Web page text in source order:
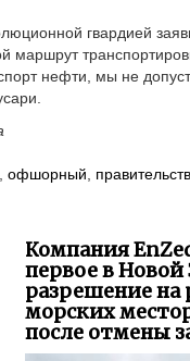
гвардией
маршрут
нефти, мы не
офшорный
Компания
первое в
разрешение на
морских
после отмены